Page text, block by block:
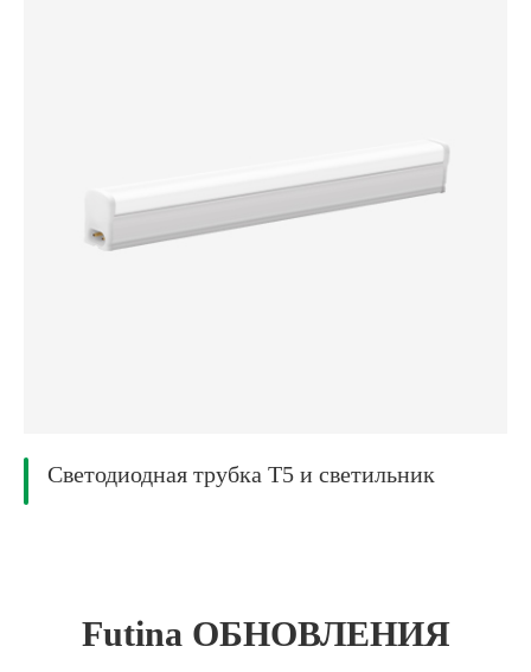
Светодиодная трубка T5 и светильник
Futina ОБНОВЛЕНИЯ